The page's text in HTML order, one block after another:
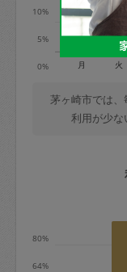
100%
土曜日
＋交通
依頼者
金額の
定期契
期は月
ンセル
0%
5%
10%
月 火
茅ヶ崎市では
利用が少な
64%
80%